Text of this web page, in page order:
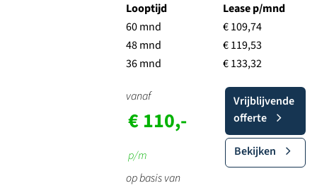
Looptijd
60 mnd
48 mnd
36 mnd
Lease p/mnd
€ 109,74
€ 119,53
€ 133,32
vanaf
€ 110,-
p/m
op basis van
Vrijblijvende
offerte
Bekijken